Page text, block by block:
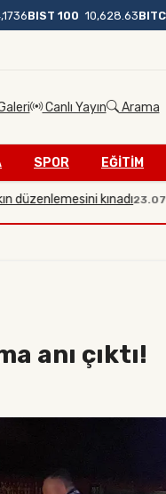
BIST 100 10,628.63
Canlı Yayın Arama
SPOR EĞİTİM
kınadı23.07.2026
anı çıktı!